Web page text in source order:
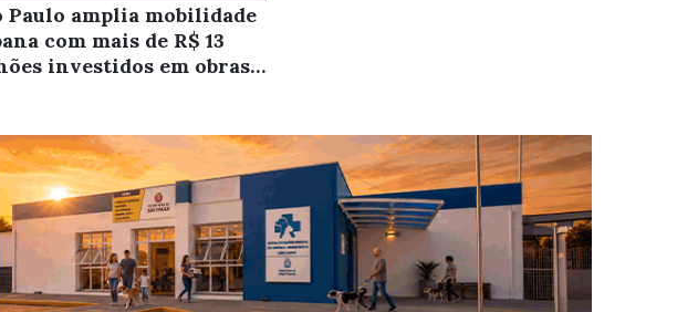
Paulo amplia mobilidade
com mais de R$ 13
investidos em obras
SÃO PAULO, O CUIDADO É PARA A FAMÍLIA TODA.E SEU PET NÃO FICA DE